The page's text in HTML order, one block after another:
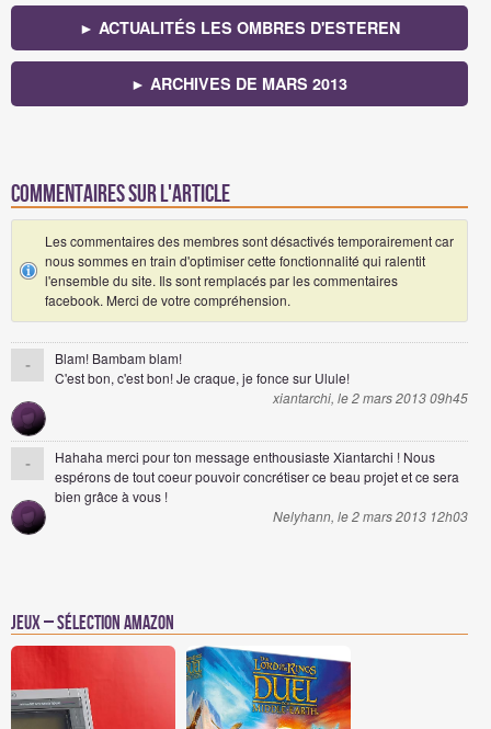
► ACTUALITÉS LES OMBRES D'ESTEREN
► ARCHIVES DE MARS 2013
Commentaires sur l'article
Les commentaires des membres sont désactivés temporairement car
nous sommes en train d'optimiser cette fonctionnalité qui ralentit
l'ensemble du site. Ils sont remplacés par les commentaires
facebook. Merci de votre compréhension.
-
Blam! Bambam blam!
C'est bon, c'est bon! Je craque, je fonce sur Ulule!
xiantarchi, le 2 mars 2013 09h45
-
Hahaha merci pour ton message enthousiaste Xiantarchi ! Nous
espérons de tout coeur pouvoir concrétiser ce beau projet et ce sera
bien grâce à vous !
Nelyhann, le 2 mars 2013 12h03
Jeux – Sélection Amazon